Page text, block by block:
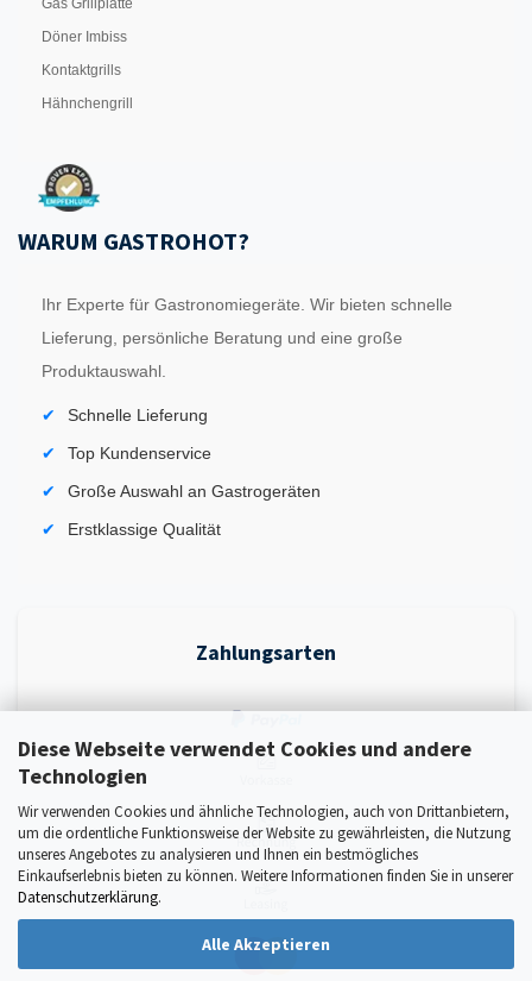
Diese Webseite verwendet Cookies und andere
Technologien
Wir verwenden Cookies und ähnliche Technologien, auch von Drittanbietern,
um die ordentliche Funktionsweise der Website zu gewährleisten, die Nutzung
unseres Angebotes zu analysieren und Ihnen ein bestmögliches
Einkaufserlebnis bieten zu können. Weitere Informationen finden Sie in unserer
Datenschutzerklärung.
Alle Akzeptieren
Gas Grillplatte
Döner Imbiss
Kontaktgrills
Hähnchengrill
WARUM GASTROHOT?
Ihr Experte für Gastronomiegeräte. Wir bieten schnelle
Lieferung, persönliche Beratung und eine große
Produktauswahl.
Schnelle Lieferung
Top Kundenservice
Große Auswahl an Gastrogeräten
Erstklassige Qualität
Zahlungsarten